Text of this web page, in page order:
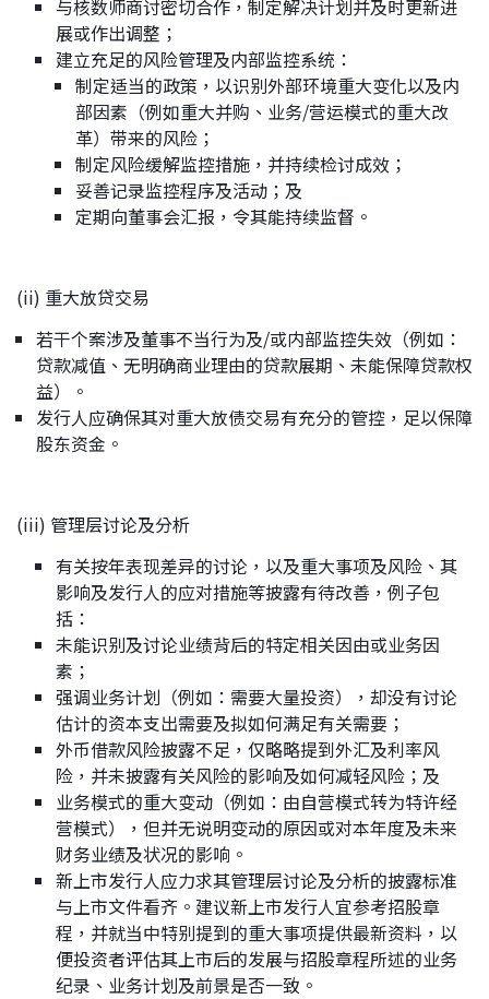
与核数师商讨密切合作，制定解决计划并及时更新进
展或作出调整；
建立充足的风险管理及内部监控系统：
制定适当的政策，以识别外部环境重大变化以及内
部因素（例如重大并购、业务/营运模式的重大改
革）带来的风险；
制定风险缓解监控措施，并持续检讨成效；
妥善记录监控程序及活动；及
定期向董事会汇报，令其能持续监督。
(ii) 重大放贷交易
若干个案涉及董事不当行为及/或内部监控失效（例如：
贷款减值、无明确商业理由的贷款展期、未能保障贷款权
益）。
发行人应确保其对重大放债交易有充分的管控，足以保障
股东资金。
(iii) 管理层讨论及分析
有关按年表现差异的讨论，以及重大事项及风险、其
影响及发行人的应对措施等披露有待改善，例子包
括：
未能识别及讨论业绩背后的特定相关因由或业务因
素；
强调业务计划（例如：需要大量投资），却没有讨论
估计的资本支出需要及拟如何满足有关需要；
外币借款风险披露不足，仅略略提到外汇及利率风
险，并未披露有关风险的影响及如何减轻风险；及
业务模式的重大变动（例如：由自营模式转为特许经
营模式），但并无说明变动的原因或对本年度及未来
财务业绩及状况的影响。
新上市发行人应力求其管理层讨论及分析的披露标准
与上市文件看齐。建议新上市发行人宜参考招股章
程，并就当中特别提到的重大事项提供最新资料，以
便投资者评估其上市后的发展与招股章程所述的业务
纪录、业务计划及前景是否一致。